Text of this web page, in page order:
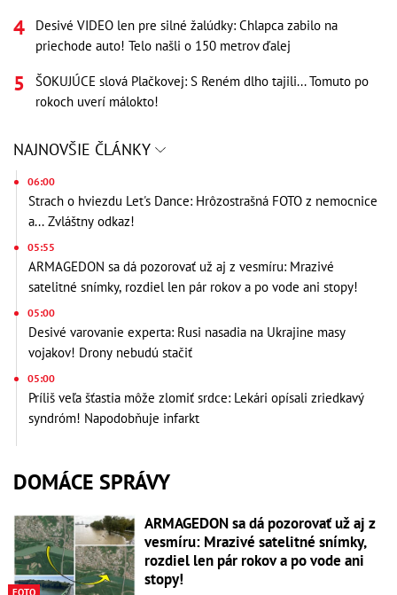
Desivé VIDEO len pre silné žalúdky: Chlapca zabilo na
priechode auto! Telo našli o 150 metrov ďalej
ŠOKUJÚCE slová Plačkovej: S Reném dlho tajili... Tomuto po
rokoch uverí málokto!
NAJNOVŠIE ČLÁNKY
06:00
Strach o hviezdu Let's Dance: Hrôzostrašná FOTO z nemocnice
a... Zvláštny odkaz!
05:55
ARMAGEDON sa dá pozorovať už aj z vesmíru: Mrazivé
satelitné snímky, rozdiel len pár rokov a po vode ani stopy!
05:00
Desivé varovanie experta: Rusi nasadia na Ukrajine masy
vojakov! Drony nebudú stačiť
05:00
Príliš veľa šťastia môže zlomiť srdce: Lekári opísali zriedkavý
syndróm! Napodobňuje infarkt
DOMÁCE SPRÁVY
ARMAGEDON sa dá pozorovať už aj z
vesmíru: Mrazivé satelitné snímky,
rozdiel len pár rokov a po vode ani
stopy!